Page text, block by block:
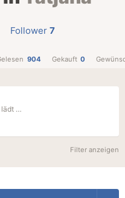
Follower 7
904 Gekauft 0
lädt …
Filter anzeigen